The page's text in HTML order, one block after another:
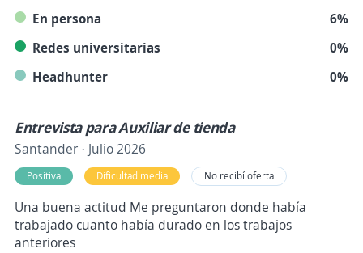
En persona
6%
Redes universitarias
0%
Headhunter
0%
Entrevista para Auxiliar de tienda
Santander · Julio 2026
Positiva Dificultad media No recibí oferta
Una buena actitud Me preguntaron donde había
trabajado cuanto había durado en los trabajos
anteriores